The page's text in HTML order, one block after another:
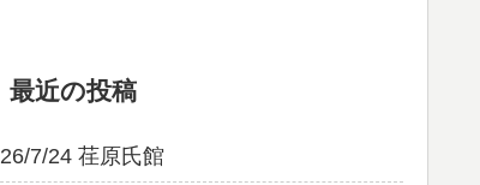
最近の投稿
26/7/24 荏原氏館